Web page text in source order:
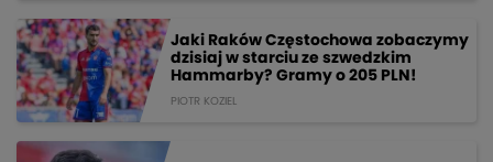
Jaki Raków Częstochowa zobaczymy
dzisiaj w starciu ze szwedzkim
Hammarby? Gramy o 205 PLN!
PIOTR KOZIEL